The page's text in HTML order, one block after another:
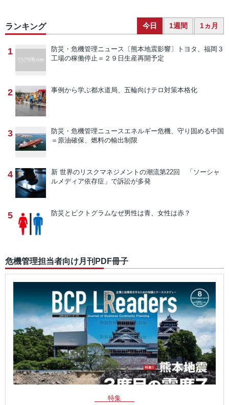
ランキング 今日 1週間 1ヵ月
1 防災・危機管理ニュース 〔熊本地震影響〕トヨタ、福岡３
工場の稼働停止＝２９日生産再開予定
2 事例から学ぶ都水道局、五輪向けテロ対策本格化
3 防災・危機管理ニュースエネルギー危機、守り固める中国
＝原油確保、燃料の輸出制限
4 新 世界のリスクマネジメントの潮流第22回 「ソーシャ
ルメディア依存症」で訴訟が多発
5 防災とピクトグラムなぜ男性は青、女性は赤？
危機管理担当者向け月刊PDF冊子
特集